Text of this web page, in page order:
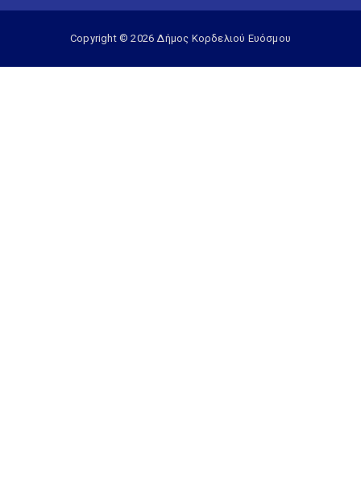
Copyright © 2026 Δήμος Κορδελιού Ευόσμου